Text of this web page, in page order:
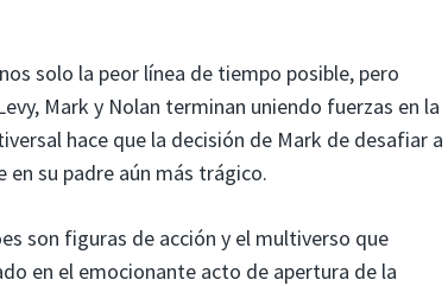
solo la peor línea de tiempo posible, pero
Mark y Nolan terminan uniendo fuerzas en la
hace que la decisión de Mark de desafiar a
su padre aún más trágico.
son figuras de acción y el multiverso que
en el emocionante acto de apertura de la